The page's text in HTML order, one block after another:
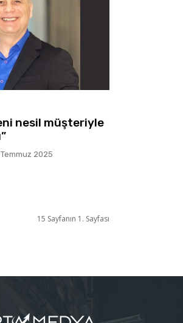
nesil müşteriyle
2025
15 Sayfanın 1. Sayfası